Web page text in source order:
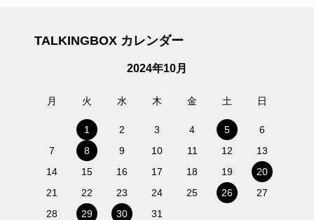
TALKINGBOX カレンダー
2024年10月
月 火 水 木 金 土 日
1 2 3 4 5
6
7
8 9 10 11 12
13
14
15 16 17 18 19
20
21
22 23 24 25 26
27
28
29 30 31